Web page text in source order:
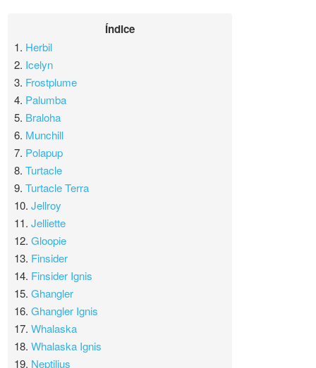
Índice
1. Herbil
2. Icelyn
3. Frostplume
4. Palumba
5. Braloha
6. Munchill
7. Polapup
8.Turtacle
9.Turtacle Terra
10.Jellroy
11.Jelliette
12.Gloopie
13. Finsider
14. Finsider Ignis
15.Ghangler
16.Ghangler Ignis
17.Whalaska
18.Whalaska Ignis
19. Neptilius